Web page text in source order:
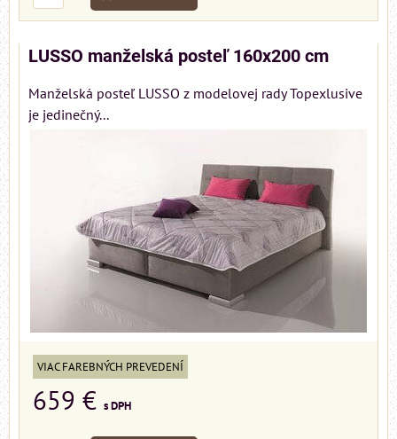
LUSSO manželská posteľ 160x200 cm
Manželská posteľ LUSSO z modelovej rady Topexlusive
je jedinečný...
VIAC FAREBNÝCH PREVEDENÍ
659 € s DPH